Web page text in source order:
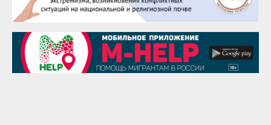
29 августа
Надежда Рослова
1 сентября
Гали Хасанов